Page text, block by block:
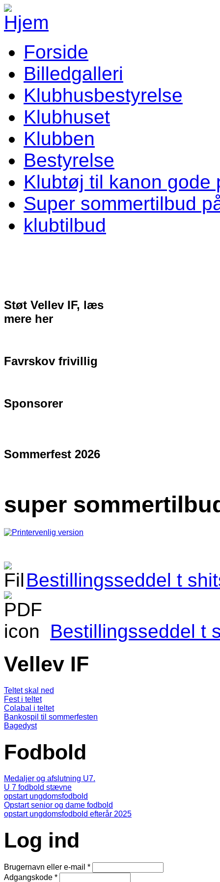
Gå til hovedindhold
Vellev IF Menu
Forside
Billedgalleri
Klubhusbestyrelse
Klubhuset
Klubben
Bestyrelse
Klubtøj til kanon gode
Super sommertilbud
klubtilbud
Støt Vellev IF, læs
mere her
Favrskov frivillig
Sponsorer
Sommerfest 2026
super
Bestillingsseddel t
Bestillingsseddel t
Vellev IF
Teltet skal ned
Fest i teltet
Colabal i teltet
Bankospil til sommerfesten
Bagedyst
Fodbold
Medaljer og afslutning U7.
U 7 fodbold stævne
opstart ungdomsfodbold
Opstart senior og dame fodbold
opstart ungdomsfodbold efterår 2025
Log ind
Brugernavn eller e-mail *
Adgangskode *